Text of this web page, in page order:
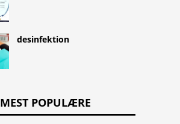
desinfektion
MEST POPULÆRE